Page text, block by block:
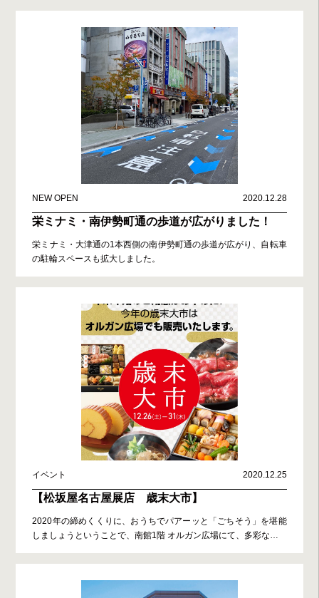
NEW OPEN 2020.12.28
栄ミナミ・南伊勢町通の歩道が広がりました！
栄ミナミ・大津通の1本西側の南伊勢町通の歩道が広がり、自転車
の駐輪スペースも拡大しました。
イベント 2020.12.25
【松坂屋名古屋展店 歳末大市】
2020年の締めくくりに、おうちでパアーッと「ごちそう」を堪能
しましょうということで、南館1階 オルガン広場にて、多彩な